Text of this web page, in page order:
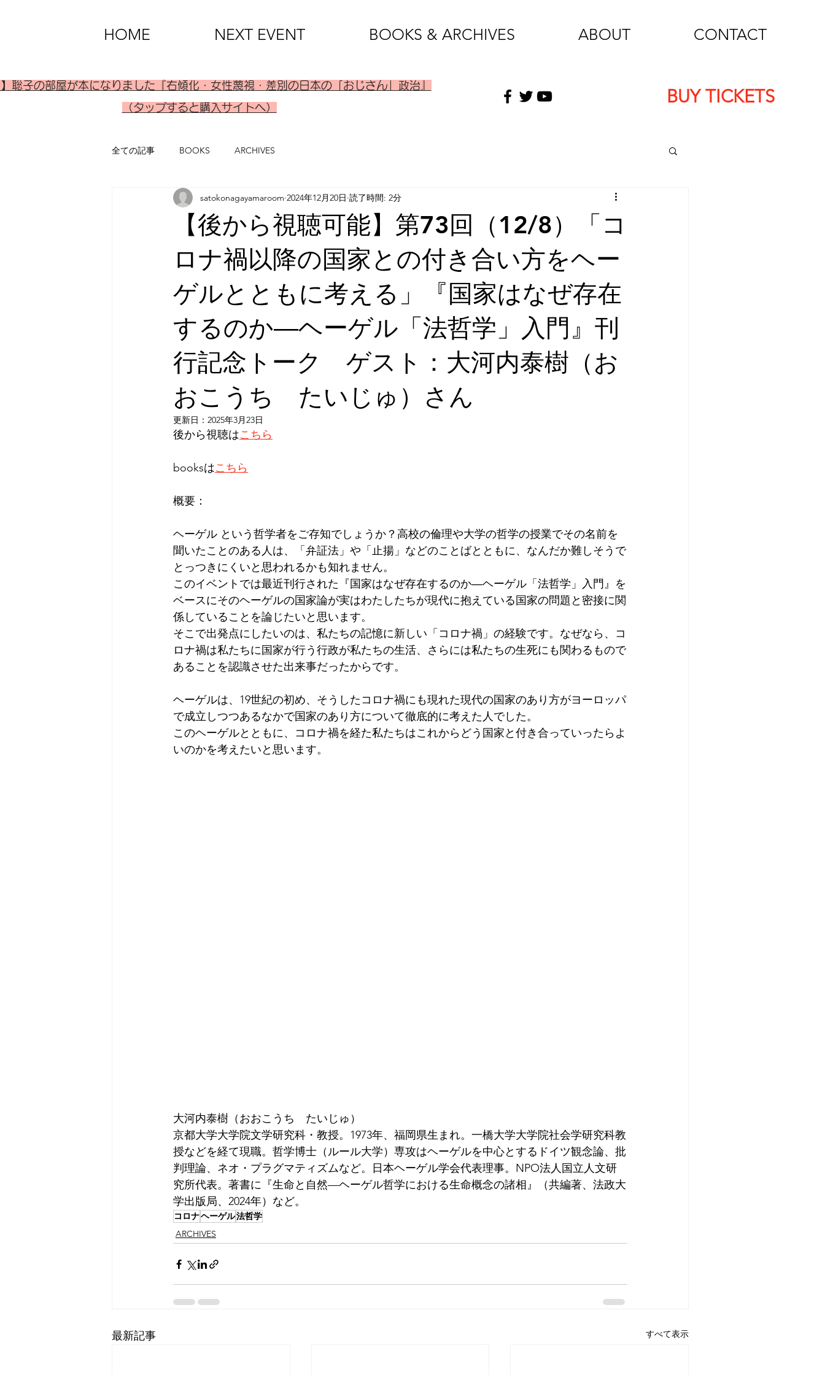
HOME NEXT EVENT BOOKS & ARCHIVES ABOUT CONTACT
BUY TICKETS
聡子の部屋が本になりました『右傾化・女性蔑視・差別の日本の「おじさん」政治』
（タップすると購入サイトへ）
全ての記事 BOOKS ARCHIVES
【後から視聴可能】第73回（12/8）「コ
ロナ禍以降の国家との付き合い方をヘー
ゲルとともに考える」『国家はなぜ存在
するのか―ヘーゲル「法哲学」入門』刊
行記念トーク ゲスト：大河内泰樹（お
おこうち たいじゅ）さん
satokonagayamaroom 2024年12月20日 読了時間: 2分
更新日： 2025年3月23日
後から視聴はこちら
booksはこちら
概要：
ヘーゲル という哲学者をご存知でしょうか？高校の倫理や大学の哲学の授業でその名前を
聞いたことのある人は、「弁証法」や「止揚」などのことばとともに、なんだか難しそうで
とっつきにくいと思われるかも知れません。
このイベントでは最近刊行された『国家はなぜ存在するのか―ヘーゲル「法哲学」入門』を
ベースにそのヘーゲルの国家論が実はわたしたちが現代に抱えている国家の問題と密接に関
係していることを論じたいと思います。
そこで出発点にしたいのは、私たちの記憶に新しい「コロナ禍」の経験です。なぜなら、コ
ロナ禍は私たちに国家が行う行政が私たちの生活、さらには私たちの生死にも関わるもので
あることを認識させた出来事だったからです。
ヘーゲルは、19世紀の初め、そうしたコロナ禍にも現れた現代の国家のあり方がヨーロッパ
で成立しつつあるなかで国家のあり方について徹底的に考えた人でした。
このヘーゲルとともに、コロナ禍を経た私たちはこれからどう国家と付き合っていったらよ
いのかを考えたいと思います。
大河内泰樹（おおこうち　たいじゅ）
京都大学大学院文学研究科・教授。1973年、福岡県生まれ。一橋大学大学院社会学研究科教
授などを経て現職。哲学博士（ルール大学）専攻はヘーゲルを中心とするドイツ観念論、批
判理論、ネオ・プラグマティズムなど。日本ヘーゲル学会代表理事。NPO法人国立人文研
究所代表。著書に『生命と自然—ヘーゲル哲学における生命概念の諸相』（共編著、法政大
学出版局、2024年）など。
コロナヘーゲル法哲学
ARCHIVES
最新記事 すべて表示